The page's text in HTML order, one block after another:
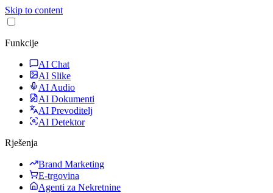
Skip to content
Funkcije
AI Chat
AI Slike
AI Audio
AI Dokumenti
AI Prevoditelj
AI Detektor
Rješenja
Brand Marketing
E-trgovina
Agenti za Nekretnine